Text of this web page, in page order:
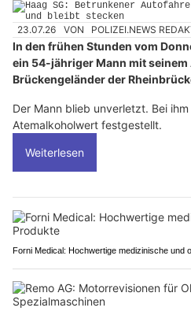
23.07.26 VON POLIZEI.NEWS
In den frühen Stunden vom
ein 54-jähriger Mann mit seinem
Brückengeländer der
Der Mann blieb unverletzt. Bei
Atemalkoholwert festgestellt.
Weiterlesen
Forni Medical: Hochwertige medizinische und